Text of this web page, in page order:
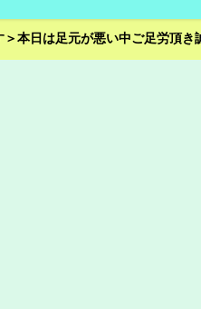
本日は足元が悪い中ご足労頂き